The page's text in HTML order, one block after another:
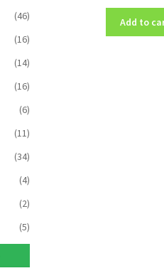
Add to
(46)
(16)
(14)
(16)
(6)
(11)
(34)
(4)
(2)
(5)